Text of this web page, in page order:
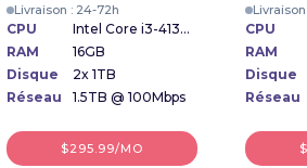
Livraison : 24-72h
CPU
Intel Core i3-4130 3.40GHz
RAM
16GB
Disque
2x 1TB
Réseau
1.5TB @ 100Mbps
$295.99/MO
CPU
RAM
Disque
Réseau